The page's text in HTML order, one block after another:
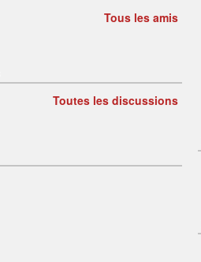
Tous les amis
Toutes les discussions